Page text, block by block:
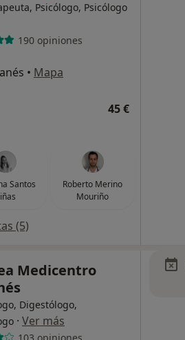
Psicólogo, Psicólogo
190 opiniones
• Mapa
45 €
Santos
Roberto Merino
Mouriño
(5)
Medicentro
Digestólogo,
· Ver más
103 opiniones